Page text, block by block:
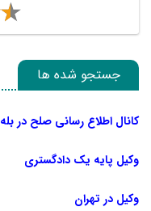
جستجو شده ها
کانال اطلاع رسانی صلح در بله
وکیل پایه یک دادگستری
وکیل در تهران